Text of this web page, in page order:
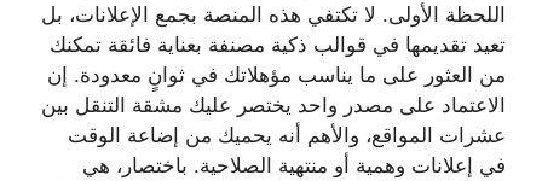
اللحظة الأولى. لا تكتفي هذه المنصة بجمع الإعلانات، بل
تعيد تقديمها في قوالب ذكية مصنفة بعناية فائقة تمكنك
من العثور على ما يناسب مؤهلاتك في ثوانٍ معدودة. إن
الاعتماد على مصدر واحد يختصر عليك مشقة التنقل بين
عشرات المواقع، والأهم أنه يحميك من إضاعة الوقت
في إعلانات وهمية أو منتهية الصلاحية. باختصار، هي